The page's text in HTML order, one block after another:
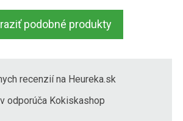
podobné produkty
recenzií na Heureka.sk
odporúča Kokiskashop